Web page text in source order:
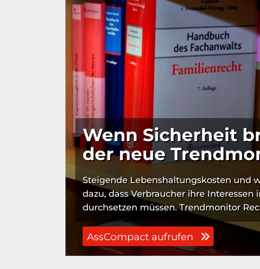
Wenn Sicherheit
der neue
Steigende Lebenshaltungskosten und
dazu, dass Verbraucher ihre
durchsetzen müssen. Trendmonitor
AssCompact aufrufen